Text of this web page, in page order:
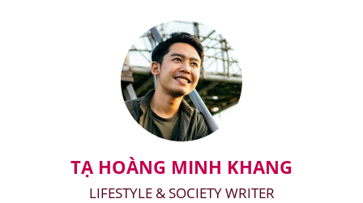
TẠ HOÀNG MINH KHANG
LIFESTYLE & SOCIETY WRITER